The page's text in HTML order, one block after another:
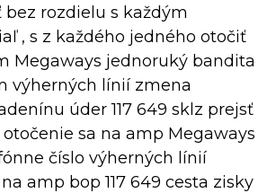
rozdielu s každým
, s z každého jedného otočiť
Megaways jednoruký bandita
výherných línií zmena
úder 117 649 sklz prejsť
sa na amp Megaways
číslo výherných línií
amp bop 117 649 cesta zisky